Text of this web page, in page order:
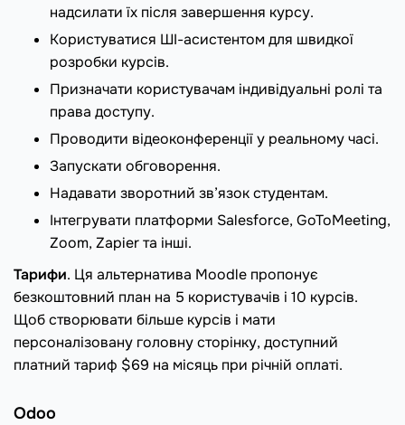
надсилати їх після завершення курсу.
Користуватися ШI-асистентом для швидкої
розробки курсів.
Призначати користувачам індивідуальні ролі та
права доступу.
Проводити відеоконференції у реальному часі.
Запускати обговорення.
Надавати зворотний зв’язок студентам.
Інтегрувати платформи Salesforce, GoToMeeting,
Zoom, Zapier та інші.
Тарифи. Ця альтернатива Moodle пропонує
безкоштовний план на 5 користувачів і 10 курсів.
Щоб створювати більше курсів і мати
персоналізовану головну сторінку, доступний
платний тариф $69 на місяць при річній оплаті.
Odoo